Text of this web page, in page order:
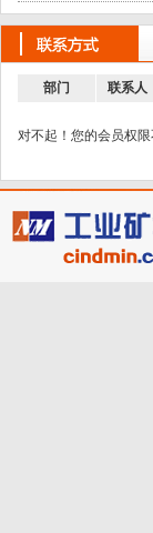
部门 联系人
对不起！您的会员权